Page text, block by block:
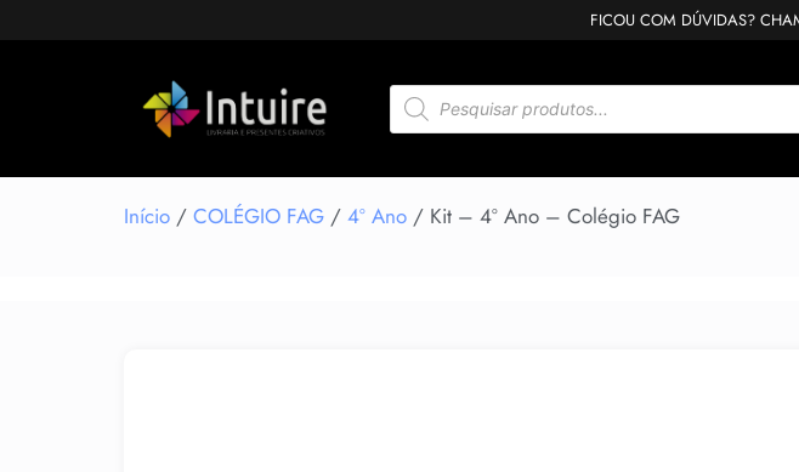
FICOU COM DÚVIDAS?
Início / COLÉGIO FAG / 4º Ano / Kit – 4º Ano – Colégio FAG